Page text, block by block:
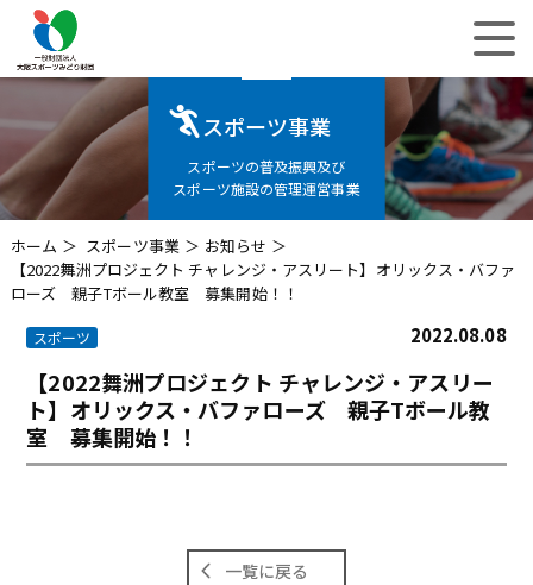
スポーツ事業
スポーツの普及振興及び
スポーツ施設の管理運営事業
ホーム スポーツ事業
お知らせ
【2022舞洲プロジェクト チャレンジ・アスリート】オリックス・バファ
ローズ 親子Tボール教室 募集開始！！
2022.08.08
スポーツ
【2022舞洲プロジェクト チャレンジ・アスリー
ト】オリックス・バファローズ 親子Tボール教
室 募集開始！！
一覧に戻る